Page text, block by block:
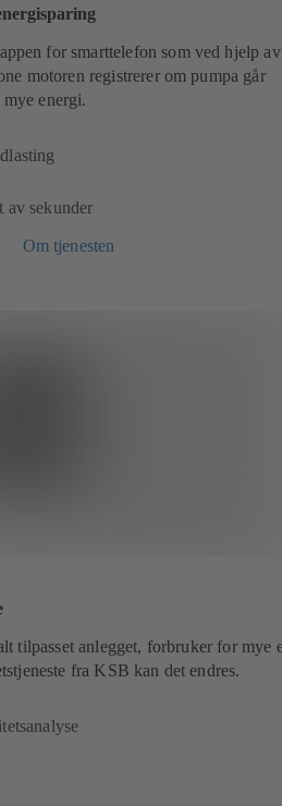
for smarttelefon som ved hjelp av
motoren registrerer om pumpa går
energi.
av sekunder
Om tjenesten
tilpasset anlegget, forbruker for mye
fra KSB kan det endres.